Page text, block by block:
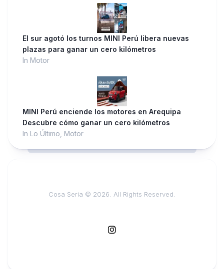
El sur agotó los turnos MINI Perú libera nuevas
plazas para ganar un cero kilómetros
In Motor
MINI Perú enciende los motores en Arequipa
Descubre cómo ganar un cero kilómetros
In Lo Último, Motor
Cosa Seria © 2026. All Rights Reserved.